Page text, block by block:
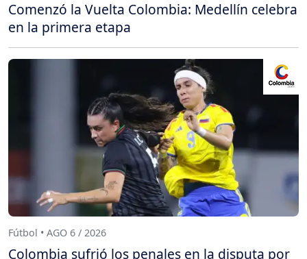
Comenzó la Vuelta Colombia: Medellín celebra
en la primera etapa
Fútbol • AGO 6 / 2026
Colombia sufrió los penales en la disputa por